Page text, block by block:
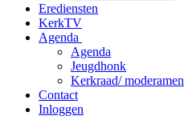
Erediensten
KerkTV
Agenda
Agenda
Jeugdhonk
Kerkraad/ moderamen
Contact
Inloggen